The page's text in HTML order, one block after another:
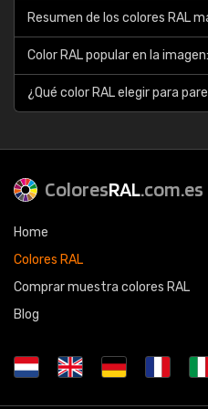
Resumen de los colores RAL
Color RAL popular en la
¿Qué color RAL elegir para
ColoresRAL.com.es
Home
Colores RAL
Comprar muestra colores RAL
Blog